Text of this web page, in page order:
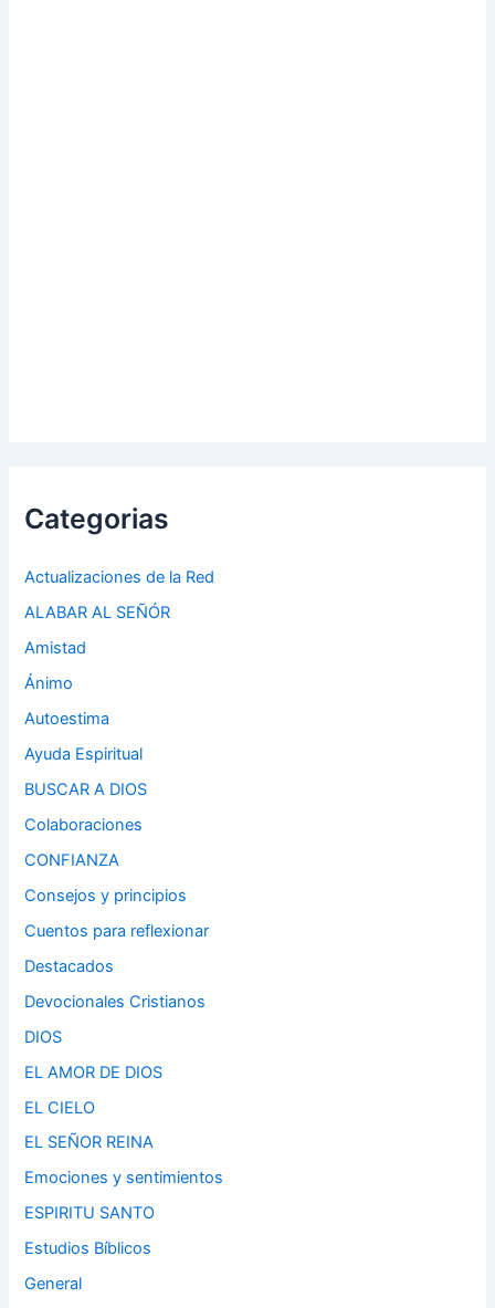
Categorias
Actualizaciones de la Red
ALABAR AL SEÑÓR
Amistad
Ánimo
Autoestima
Ayuda Espiritual
BUSCAR A DIOS
Colaboraciones
CONFIANZA
Consejos y principios
Cuentos para reflexionar
Destacados
Devocionales Cristianos
DIOS
EL AMOR DE DIOS
EL CIELO
EL SEÑOR REINA
Emociones y sentimientos
ESPIRITU SANTO
Estudios Bíblicos
General